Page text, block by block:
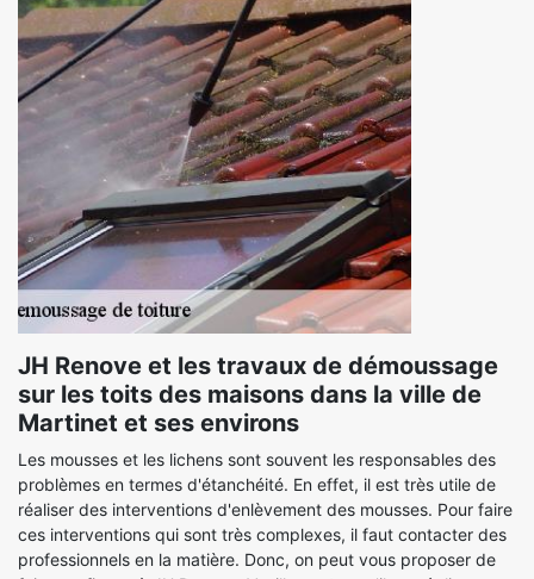
JH Renove et les travaux de démoussage
sur les toits des maisons dans la ville de
Martinet et ses environs
Les mousses et les lichens sont souvent les responsables des
problèmes en termes d'étanchéité. En effet, il est très utile de
réaliser des interventions d'enlèvement des mousses. Pour faire
ces interventions qui sont très complexes, il faut contacter des
professionnels en la matière. Donc, on peut vous proposer de